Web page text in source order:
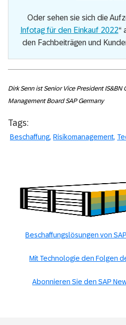
Oder sehen sie sich die
Infotag für den Einkauf 2022“
den Fachbeiträgen und
Dirk Senn ist Senior Vice President
Management Board SAP Germany
Tags:
Beschaffung Risikomanagement
Beschaffungslösungen von
Mit Technologie den Folgen
Abonnieren Sie den SAP